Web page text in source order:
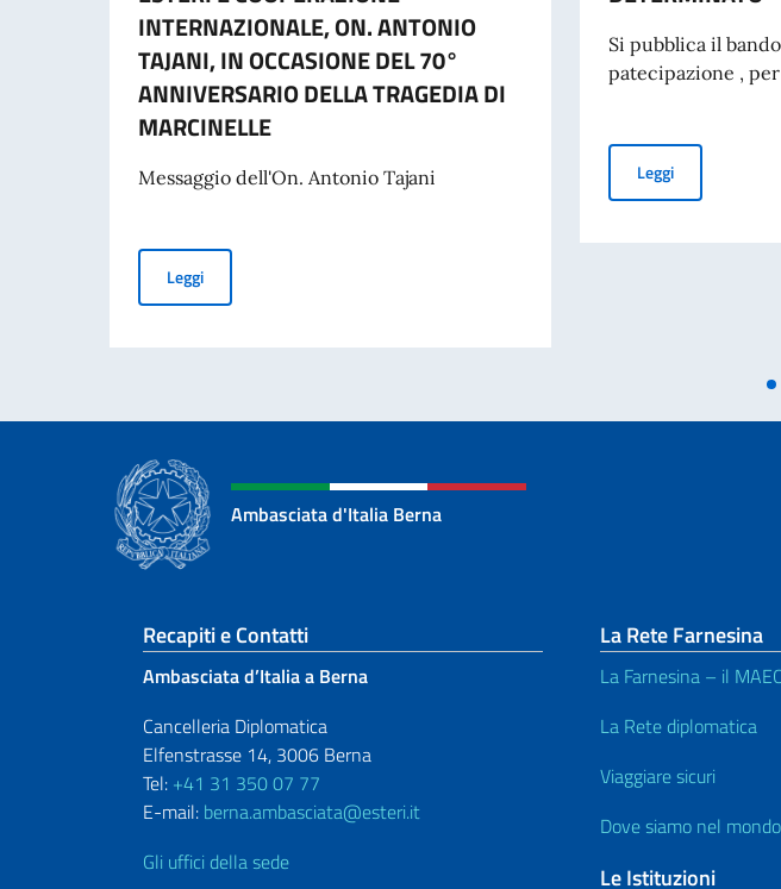
INTERNAZIONALE, ON. ANTONIO
TAJANI, IN OCCASIONE DEL 70°
ANNIVERSARIO DELLA TRAGEDIA DI
MARCINELLE
Messaggio dell'On. Antonio Tajani
LeggiMESSAGGIO DELL’ON. VICE PRESIDENTE DEL CONSIGLIO DEI MINISTRI E
Si pubblica il
patecipazione ,
LeggiBANDO DI
Ambasciata d'Italia Berna
Sezione footer
Recapiti e Contatti
Ambasciata d’Italia a Berna
Cancelleria Diplomatica
Elfenstrasse 14, 3006 Berna
Tel: +41 31 350 07 77
E-mail: berna.ambasciata@esteri.it
Gli uffici della sede
La Rete Farnesina
La Farnesina – il
La Rete diplomatica
Viaggiare sicuri
Dove siamo nel mondo
Le Istituzioni